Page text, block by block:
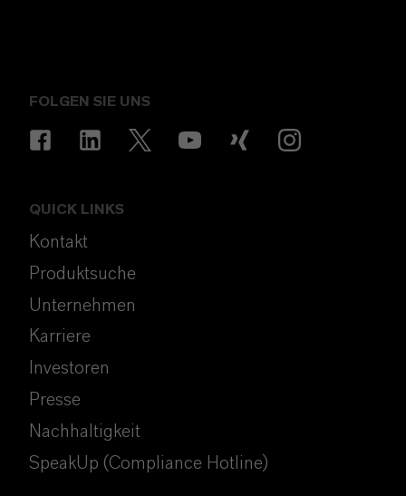
FOLGEN SIE UNS
QUICK LINKS
Kontakt
Produktsuche
Unternehmen
Karriere
Investoren
Presse
Nachhaltigkeit
SpeakUp (Compliance Hotline)